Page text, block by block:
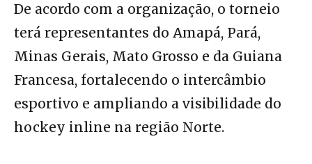
De acordo com a organização, o torneio
terá representantes do Amapá, Pará,
Minas Gerais, Mato Grosso e da Guiana
Francesa, fortalecendo o intercâmbio
esportivo e ampliando a visibilidade do
hockey inline na região Norte.